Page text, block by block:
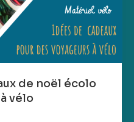
de noël écolo
vélo